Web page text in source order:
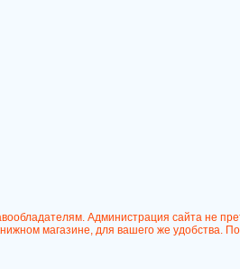
Администрация сайта не
магазине, для вашего же удобства.